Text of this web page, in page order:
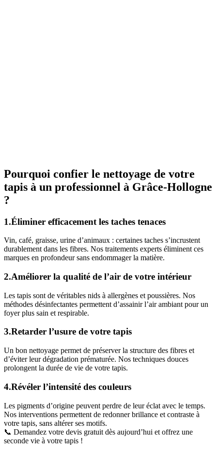
Pourquoi confier le nettoyage de votre
tapis à un professionnel à Grâce-Hollogne
?
1.Éliminer efficacement les taches tenaces
Vin, café, graisse, urine d’animaux : certaines taches s’incrustent
durablement dans les fibres. Nos traitements experts éliminent ces
marques en profondeur sans endommager la matière.
2.Améliorer la qualité de l’air de votre intérieur
Les tapis sont de véritables nids à allergènes et poussières. Nos
méthodes désinfectantes permettent d’assainir l’air ambiant pour un
foyer plus sain et respirable.
3.Retarder l’usure de votre tapis
Un bon nettoyage permet de préserver la structure des fibres et
d’éviter leur dégradation prématurée. Nos techniques douces
prolongent la durée de vie de votre tapis.
4.Révéler l’intensité des couleurs
Les pigments d’origine peuvent perdre de leur éclat avec le temps.
Nos interventions permettent de redonner brillance et contraste à
votre tapis, sans altérer ses motifs.
📞 Demandez votre devis gratuit dès aujourd’hui et offrez une
seconde vie à votre tapis !